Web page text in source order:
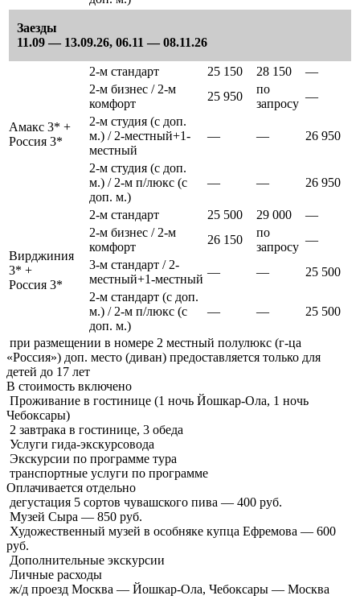
Заезды
11.09 — 13.09.26, 06.11 — 08.11.26
Амакс 3* +
Россия 3*
2-м стандарт 25 150 28 150
—
2-м бизнес / 2-м
комфорт
25 950
по
запросу
—
2-м студия (с доп.
м.) / 2-местный+1-
местный
— — 26 950
2-м студия (с доп.
м.) / 2-м п/люкс (с
доп. м.)
— — 26 950
Вирджиния
3* +
Россия 3*
2-м стандарт 25 500 29 000
—
2-м бизнес / 2-м
комфорт
26 150
по
запросу
—
3-м стандарт / 2-
местный+1-местный
— —
25 500
2-м стандарт (с доп.
м.) / 2-м п/люкс (с
доп. м.)
— — 25 500
при размещении в номере 2 местный полулюкс (г-ца
«Россия») доп. место (диван) предоставляется только для
детей до 17 лет
В стоимость включено
Проживание в гостинице (1 ночь Йошкар-Ола, 1 ночь
Чебоксары)
2 завтрака в гостинице, 3 обеда
Услуги гида-экскурсовода
Экскурсии по программе тура
транспортные услуги по программе
Оплачивается отдельно
дегустация 5 сортов чувашского пива — 400 руб.
Музей Сыра — 850 руб.
Художественный музей в особняке купца Ефремова — 600
руб.
Дополнительные экскурсии
Личные расходы
ж/д проезд Москва — Йошкар-Ола, Чебоксары — Москва